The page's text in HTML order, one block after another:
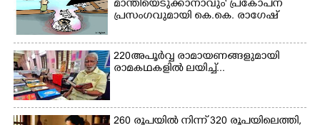
പ്രശസ്ത കഥക് നർത്തകി എം
അക്ഷത അവതരിപ്പിച്ച ലയ
നമൻ കഥകിൽ നിന്ന്
മാന്തിയെടുക്കാനാവും' പ്രകോപന
പ്രസംഗവുമായി കെ.കെ. രാഗേഷ്
220 അപൂർവ്വ രാമായണങ്ങളുമായി
രാമകഥകളിൽ ലയിച്ച്...
260 രൂപയിൽ നിന്ന് 320 രൂപയിലെത്തി,